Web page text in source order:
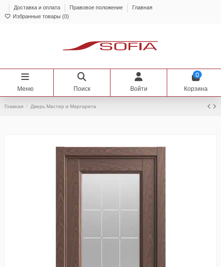
Доставка и оплата Правовое положение
Главная
Избранные товары (0)
Меню Поиск Войти
0
Корзина
Главная Дверь Мастер и Маргарита